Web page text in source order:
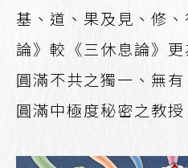
基、道、果及見、修
論》較《三休息論》
圓滿不共之獨一、無
圓滿中極度秘密之教